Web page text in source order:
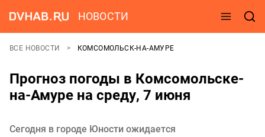
НОВОСТИ
ВСЕ НОВОСТИ КОМСОМОЛЬСК-НА-АМУРЕ
Прогноз погоды в Комсомольске-
на-Амуре на среду, 7 июня
Сегодня в городе Юности ожидается